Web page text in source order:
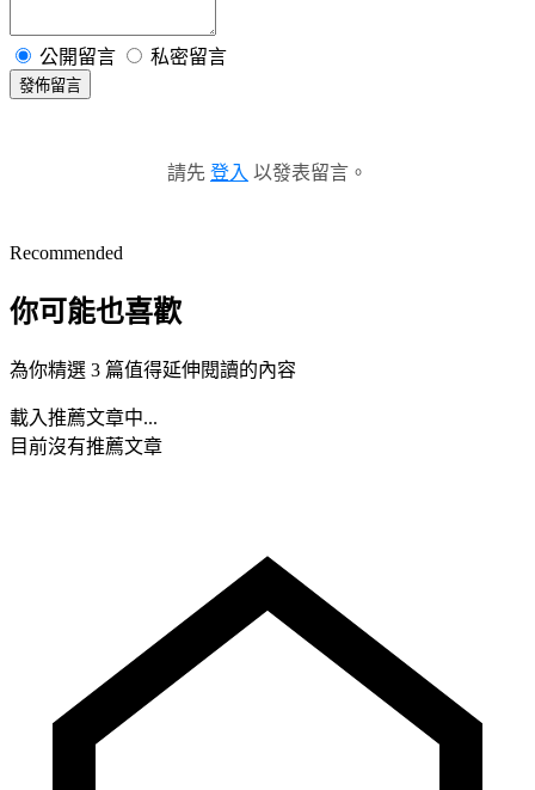
公開留言 私密留言
發佈留言
請先 登入 以發表留言。
Recommended
你可能也喜歡
為你精選 3 篇值得延伸閱讀的內容
載入推薦文章中...
目前沒有推薦文章